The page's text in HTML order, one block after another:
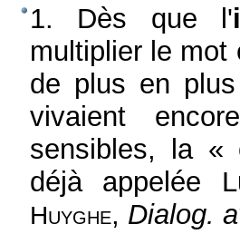
1. Dès que l'
multiplier le mot
de plus en
vivaient
sensibles, la «
déjà appelée
Huyghe, Dialog.